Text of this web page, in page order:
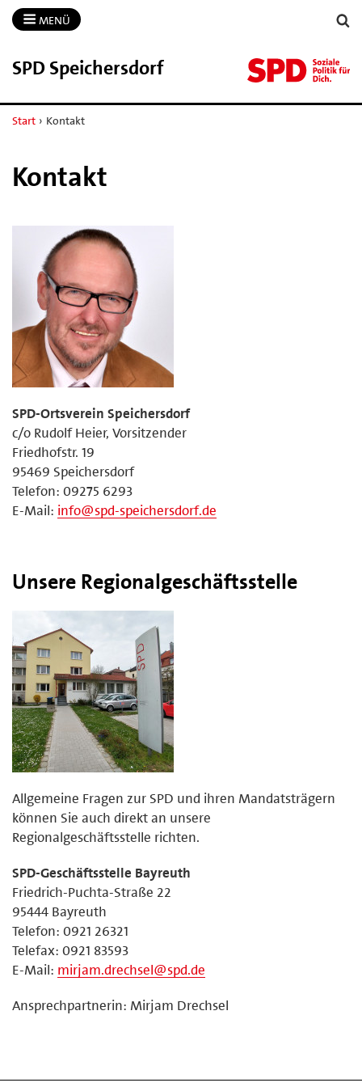
MENÜ
SPD Speichersdorf
Start › Kontakt
Kontakt
SPD-Ortsverein Speichersdorf
c/o Rudolf Heier, Vorsitzender
Friedhofstr. 19
95469 Speichersdorf
Telefon: 09275 6293
E-Mail: info@spd-speichersdorf.de
Unsere Regionalgeschäftsstelle
Allgemeine Fragen zur SPD und ihren Mandatsträgern
können Sie auch direkt an unsere
Regionalgeschäftsstelle richten.
SPD-Geschäftsstelle Bayreuth
Friedrich-Puchta-Straße 22
95444 Bayreuth
Telefon: 0921 26321
Telefax: 0921 83593
E-Mail: mirjam.drechsel@spd.de
Ansprechpartnerin: Mirjam Drechsel